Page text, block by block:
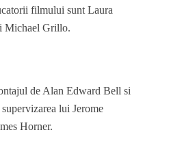
filmului sunt Laura
Michael Grillo.
de Alan Edward Bell si
lui Jerome
Horner.